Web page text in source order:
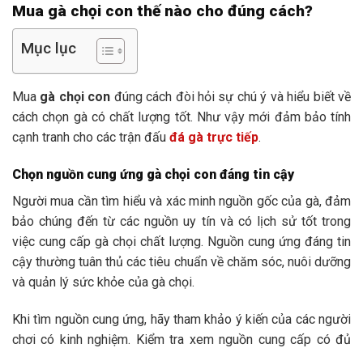
Mua gà chọi con thế nào cho đúng cách?
Mục lục
Mua gà chọi con đúng cách đòi hỏi sự chú ý và hiểu biết về
cách chọn gà có chất lượng tốt. Như vậy mới đảm bảo tính
cạnh tranh cho các trận đấu đá gà trực tiếp.
Chọn nguồn cung ứng gà chọi con đáng tin cậy
Người mua cần tìm hiểu và xác minh nguồn gốc của gà, đảm
bảo chúng đến từ các nguồn uy tín và có lịch sử tốt trong
việc cung cấp gà chọi chất lượng. Nguồn cung ứng đáng tin
cậy thường tuân thủ các tiêu chuẩn về chăm sóc, nuôi dưỡng
và quản lý sức khỏe của gà chọi.
Khi tìm nguồn cung ứng, hãy tham khảo ý kiến của các người
chơi có kinh nghiệm. Kiểm tra xem nguồn cung cấp có đủ